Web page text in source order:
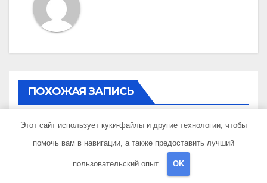
ПОХОЖАЯ ЗАПИСЬ
UNCATEGORISED
Состав и биография
Этот сайт использует куки-файлы и другие технологии, чтобы
помочь вам в навигации, а также предоставить лучший
пользовательский опыт. OK